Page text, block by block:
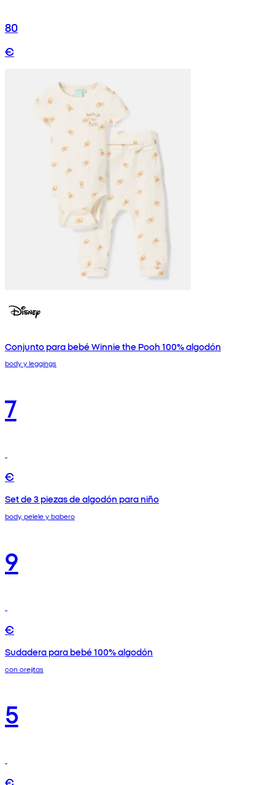
80
€
Conjunto para bebé Winnie the Pooh 100% algodón
body y leggings
7
€
Set de 3 piezas de algodón para niño
body, pelele y babero
9
€
Sudadera para bebé 100% algodón
con orejitas
5
€